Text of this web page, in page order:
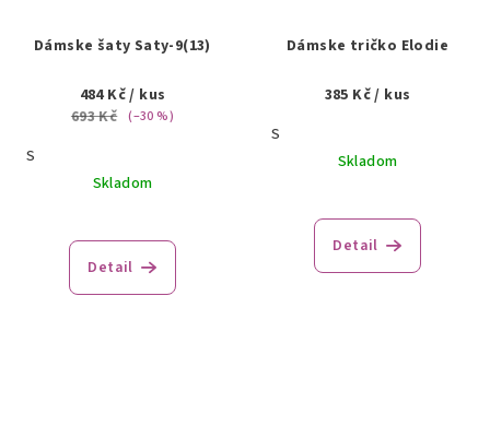
Dámske šaty Saty-9(13)
484 Kč/ kus
693 Kč (–30 %)
S
Skladom
Detail
Dámske tričko Elodie
385 Kč/ kus
S
Skladom
Detail